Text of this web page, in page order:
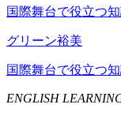
国際舞台で役立つ
グリーン裕美
国際舞台で役立つ
ENGLISH